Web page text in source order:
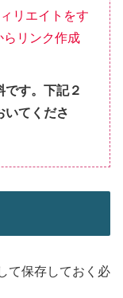
リエイトをす
らリンク作成
す。下記２
いてくださ
て保存しておく必